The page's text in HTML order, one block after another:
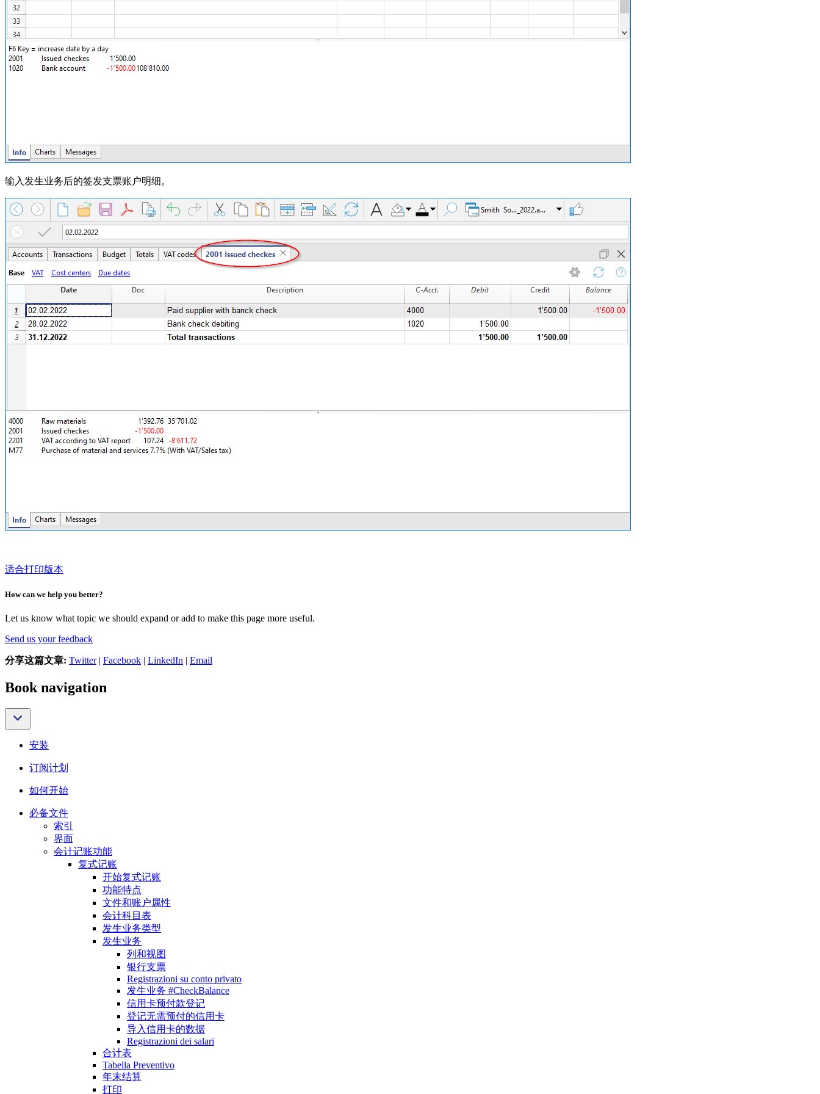
输入发生业务后的签发支票账户明细。
适合打印版本
How can we help you better?
Let us know what topic we should expand or add to make this page more useful.
Send us your feedback
分享这篇文章: Twitter| Facebook | LinkedIn | Email
Book navigation
安装
订阅计划
如何开始
必备文件
索引
界面
会计记账功能
复式记账
开始复式记账
功能特点
文件和账户属性
会计科目表
发生业务类型
发生业务
列和视图
银行支票
Registrazioni su conto privato
发生业务 #CheckBalance
信用卡预付款登记
登记无需预付的信用卡
导入信用卡的数据
Registrazioni dei salari
合计表
Tabella Preventivo
年末结算
打印